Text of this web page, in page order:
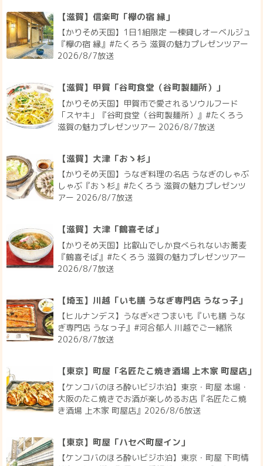
【滋賀】信楽町「欅の宿 縁」
【かりそめ天国】1日1組限定 一棟貸しオーベルジュ
『欅の宿 縁』#たくろう 滋賀の魅力プレゼンツアー
2026/8/7放送
【滋賀】甲賀「谷町食堂（谷町製麺所）」
【かりそめ天国】甲賀市で愛されるソウルフード
「スヤキ」『谷町食堂（谷町製麺所）』#たくろう
滋賀の魅力プレゼンツアー 2026/8/7放送
【滋賀】大津「おゝ杉」
【かりそめ天国】うなぎ料理の名店 うなぎのしゃぶ
しゃぶ『おゝ杉』#たくろう 滋賀の魅力プレゼンツ
アー 2026/8/7放送
【滋賀】大津「鶴喜そば」
【かりそめ天国】比叡山でしか食べられないお蕎麦
『鶴喜そば』#たくろう 滋賀の魅力プレゼンツアー
2026/8/7放送
【埼玉】川越「いも膳 うなぎ専門店 うなっ子」
【ヒルナンデス】うなぎ×さつまいも『いも膳 うな
ぎ専門店 うなっ子』#河合郁人 川越でご一緒旅
2026/8/7放送
【東京】町屋「名匠たこ焼き酒場 上木家 町屋店」
【ケンコバのほろ酔いビジホ泊】東京・町屋 本場・
大阪のたこ焼きでお酒が楽しめるお店『名匠たこ焼
き酒場 上木家 町屋店』2026/8/6放送
【東京】町屋「ハセベ町屋イン」
【ケンコバのほろ酔いビジホ泊】東京・町屋 下町情